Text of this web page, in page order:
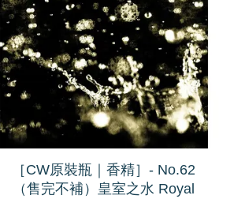
［CW原裝瓶｜香精］- No.62
（售完不補）皇室之水 Royal